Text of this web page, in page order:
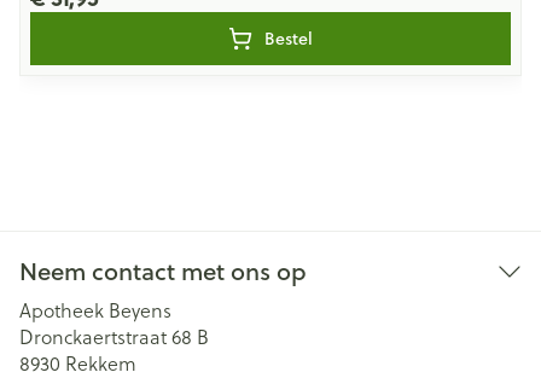
Bestel
Neem contact met ons op
Apotheek Beyens
Dronckaertstraat 68 B
8930 Rekkem